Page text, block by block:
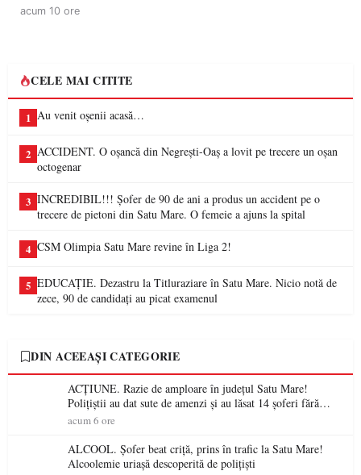
acum 10 ore
CELE MAI CITITE
1 Au venit oșenii acasă…
2 ACCIDENT. O oșancă din Negrești-Oaș a lovit pe trecere un oșan
octogenar
3 INCREDIBIL!!! Șofer de 90 de ani a produs un accident pe o
trecere de pietoni din Satu Mare. O femeie a ajuns la spital
4 CSM Olimpia Satu Mare revine în Liga 2!
5 EDUCAȚIE. Dezastru la Titluraziare în Satu Mare. Nicio notă de
zece, 90 de candidați au picat examenul
DIN ACEEAȘI CATEGORIE
ACȚIUNE. Razie de amploare în județul Satu Mare!
Polițiștii au dat sute de amenzi și au lăsat 14 șoferi fără
permis într-o singură zi
acum 6 ore
ALCOOL. Șofer beat criță, prins în trafic la Satu Mare!
Alcoolemie uriașă descoperită de polițiști